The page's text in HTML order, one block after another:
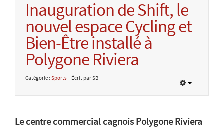
Inauguration de Shift, le
nouvel espace Cycling et
Bien-Être installé à
Polygone Riviera
Catégorie : Sports Écrit par SB
Le centre commercial cagnois Polygone Riviera